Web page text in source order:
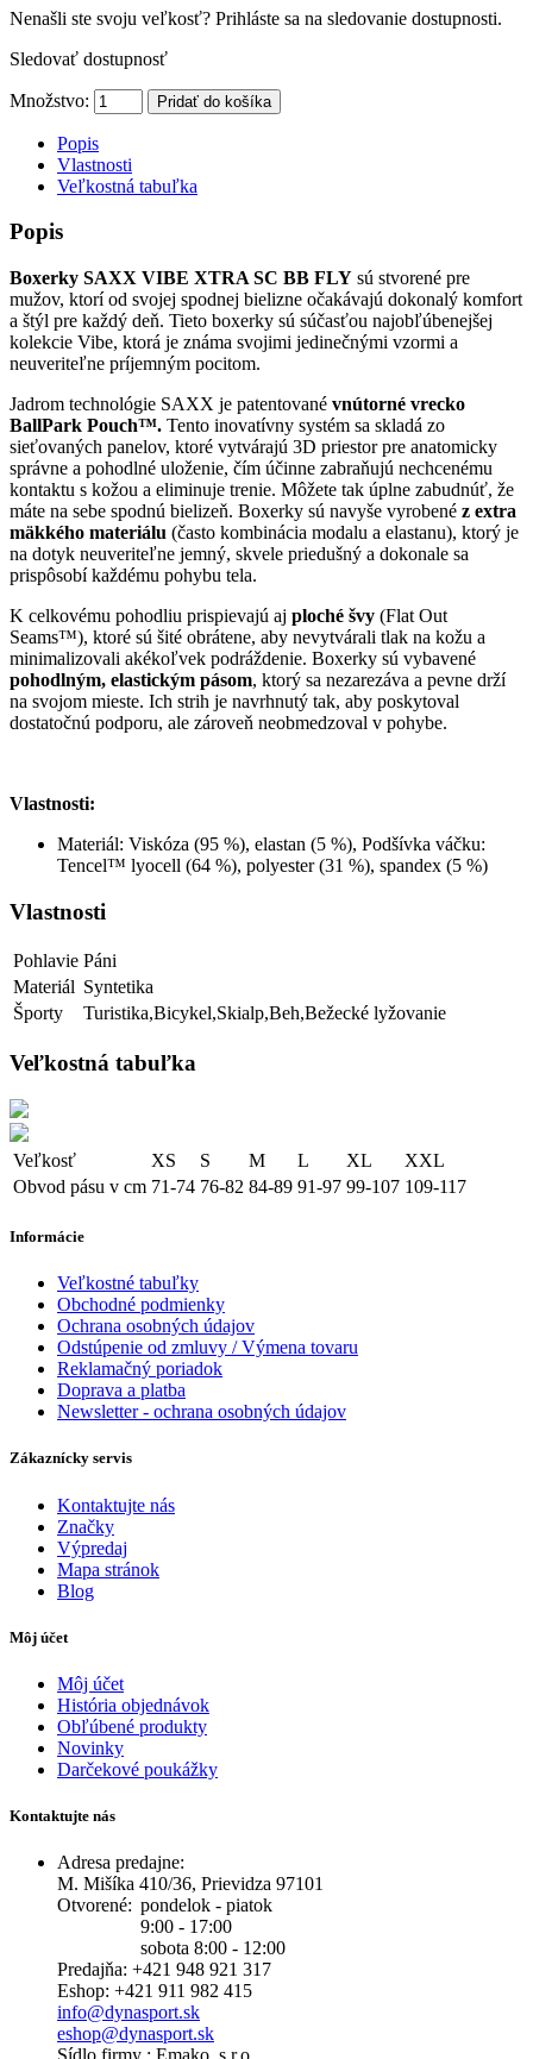
Nenašli ste svoju veľkosť? Prihláste sa na sledovanie dostupnosti.
Sledovať dostupnosť
Množstvo: Pridať do košíka
Popis
Vlastnosti
Veľkostná tabuľka
Popis
Boxerky SAXX VIBE XTRA SC BB FLY sú stvorené pre
mužov, ktorí od svojej spodnej bielizne očakávajú dokonalý komfort
a štýl pre každý deň. Tieto boxerky sú súčasťou najobľúbenejšej
kolekcie Vibe, ktorá je známa svojimi jedinečnými vzormi a
neuveriteľne príjemným pocitom.
Jadrom technológie SAXX je patentované vnútorné vrecko
BallPark Pouch™. Tento inovatívny systém sa skladá zo
sieťovaných panelov, ktoré vytvárajú 3D priestor pre anatomicky
správne a pohodlné uloženie, čím účinne zabraňujú nechcenému
kontaktu s kožou a eliminuje trenie. Môžete tak úplne zabudnúť, že
máte na sebe spodnú bielizeň. Boxerky sú navyše vyrobené z extra
mäkkého materiálu (často kombinácia modalu a elastanu), ktorý je
na dotyk neuveriteľne jemný, skvele priedušný a dokonale sa
prispôsobí každému pohybu tela.
K celkovému pohodliu prispievajú aj ploché švy (Flat Out
Seams™), ktoré sú šité obrátene, aby nevytvárali tlak na kožu a
minimalizovali akékoľvek podráždenie. Boxerky sú vybavené
pohodlným, elastickým pásom, ktorý sa nezarezáva a pevne drží
na svojom mieste. Ich strih je navrhnutý tak, aby poskytoval
dostatočnú podporu, ale zároveň neobmedzoval v pohybe.
Vlastnosti:
Materiál: Viskóza (95 %), elastan (5 %), Podšívka váčku:
Tencel™ lyocell (64 %), polyester (31 %), spandex (5 %)
Vlastnosti
Pohlavie Páni
Materiál Syntetika
Športy
Turistika,Bicykel,Skialp,Beh,Bežecké lyžovanie
Veľkostná tabuľka
Veľkosť XS S M L XL
XXL
Obvod pásu v cm 71-74 76-82 84-89 91-97 99-107 109-117
Informácie
Veľkostné tabuľky
Obchodné podmienky
Ochrana osobných údajov
Odstúpenie od zmluvy / Výmena tovaru
Reklamačný poriadok
Doprava a platba
Newsletter - ochrana osobných údajov
Zákaznícky servis
Kontaktujte nás
Značky
Výpredaj
Mapa stránok
Blog
Môj účet
Môj účet
História objednávok
Obľúbené produkty
Novinky
Darčekové poukážky
Kontaktujte nás
Adresa predajne:
M. Mišíka 410/36, Prievidza 97101
Otvorené: pondelok - piatok
9:00 - 17:00
sobota 8:00 - 12:00
Predajňa: +421 948 921 317
Eshop: +421 911 982 415
info@dynasport.sk
eshop@dynasport.sk